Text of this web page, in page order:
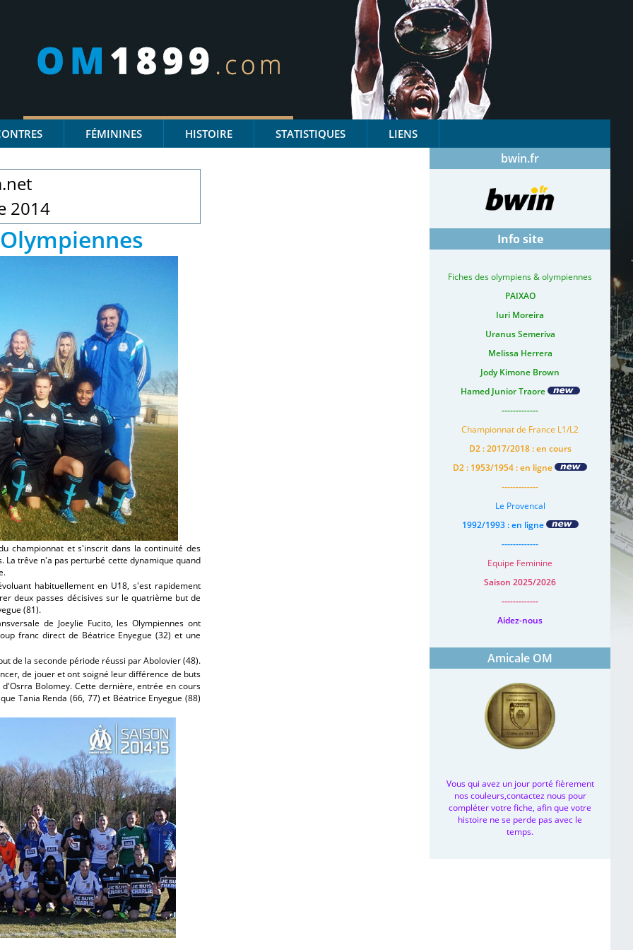
FÉMININES HISTOIRE STATISTIQUES LIENS
2014
championnat et s'inscrit dans la continuité des
La trêve n'a pas perturbé cette dynamique quand
habituellement en U18, s'est rapidement
deux passes décisives sur le quatrième but de
(81).
de Joeylie Fucito, les Olympiennes ont
franc direct de Béatrice Enyegue (32) et une
de la seconde période réussi par Abolovier (48).
de jouer et ont soigné leur différence de buts
Bolomey. Cette dernière, entrée en cours
Tania Renda (66, 77) et Béatrice Enyegue (88)
bwin.fr
Info site
Fiches des olympiens & olympiennes
PAIXAO
Iuri Moreira
Uranus Semeriva
Melissa Herrera
Jody Kimone Brown
Hamed Junior Traore
-------------
Championnat de France L1/L2
D2 : 2017/2018 : en cours
D2 : 1953/1954 : en ligne
-------------
Le Provencal
1992/1993 : en ligne
-------------
Equipe Feminine
Saison 2025/2026
-------------
Aidez-nous
Amicale OM
Vous qui avez un jour porté fièrement
nos couleurs,contactez nous pour
compléter votre fiche, afin que votre
histoire ne se perde pas avec le
temps.